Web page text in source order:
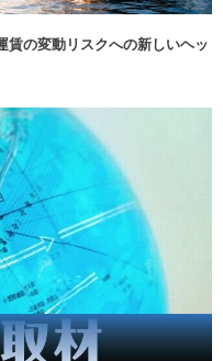
賃の変動リスクへの新しいヘッ